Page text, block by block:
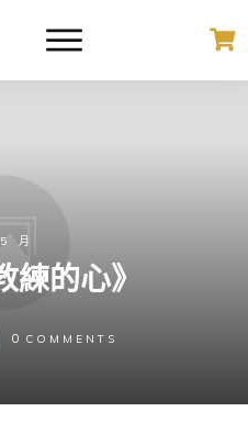
月
練的心》
0 COMMENTS